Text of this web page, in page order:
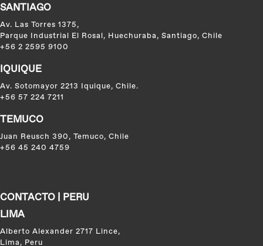
SANTIAGO
Av. Las Torres 1375,
Parque Industrial El Rosal, Huechuraba, Santiago, Chile
+56 2 2595 9100
IQUIQUE
Av. Sotomayor 2213 Iquique, Chile.
+56 57 224 7211
TEMUCO
Juan Reusch 390, Temuco, Chile
+56 45 240 4759
CONTACTO | PERU
LIMA
Alberto Alexander 2717 Lince,
Lima, Peru